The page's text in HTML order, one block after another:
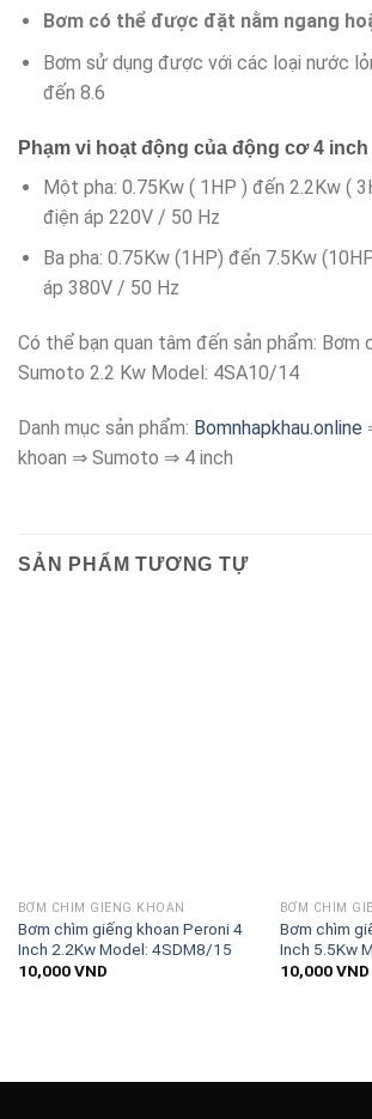
Bơm có thể được đặt nằm ngang
Bơm sử dụng được với các loại nước
đến 8.6
Phạm vi hoạt động của động cơ 4 inch
Một pha: 0.75Kw ( 1HP ) đến 2.2Kw (
điện áp 220V / 50 Hz
Ba pha: 0.75Kw (1HP) đến 7.5Kw
áp 380V / 50 Hz
Có thể bạn quan tâm đến sản phẩm: Bơm
Sumoto 2.2 Kw Model: 4SA10/14
Danh mục sản phẩm: Bomnhapkhau.online
khoan ⇒ Sumoto ⇒ 4 inch
SẢN PHẨM TƯƠNG TỰ
BƠM CHÌM GIẾNG KHOAN
Bơm chìm giếng khoan Peroni 4
Inch 2.2Kw Model: 4SDM8/15
10,000VND
BƠM CHÌM
Bơm chìm
Inch 5.5Kw
10,000VND